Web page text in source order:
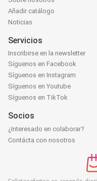
Añadir catálogo
Noticias
Servicios
Inscribirse en la newsletter
Síguenos en Facebook
Síguenos en Instagram
Síguenos en Youtube
Síguenos en TikTok
Socios
¿Interesado en colaborar?
Contácta con nosotros